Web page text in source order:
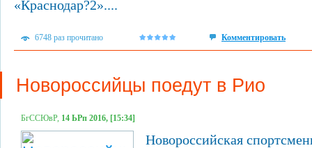
«Краснодар?2»....
6748 раз прочитано Комментировать
Новороссийцы поедут в Рио
БгССЮвР, 14 ЬРп 2016, [15:34]
Новороссийская